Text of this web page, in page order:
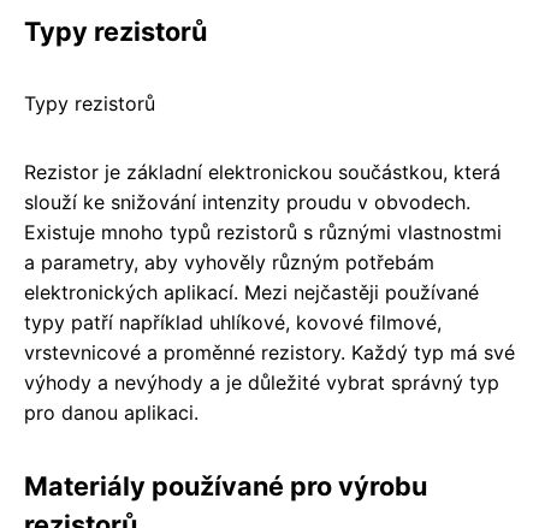
Typy rezistorů
Typy rezistorů
Rezistor je základní elektronickou součástkou, která
slouží ke snižování intenzity proudu v obvodech.
Existuje mnoho typů rezistorů s různými vlastnostmi
a parametry, aby vyhověly různým potřebám
elektronických aplikací. Mezi nejčastěji používané
typy patří například uhlíkové, kovové filmové,
vrstevnicové a proměnné rezistory. Každý typ má své
výhody a nevýhody a je důležité vybrat správný typ
pro danou aplikaci.
Materiály používané pro výrobu